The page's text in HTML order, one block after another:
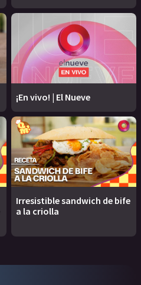
¡En vivo! | El Nueve
Irresistible sandwich de bife
a la criolla